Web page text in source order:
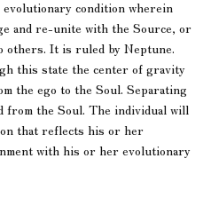
condition wherein
and re-unite with the Source, or
others. It is ruled by Neptune.
this state the center of gravity
the ego to the Soul. Separating
from the Soul. The individual will
that reflects his or her
with his or her evolutionary